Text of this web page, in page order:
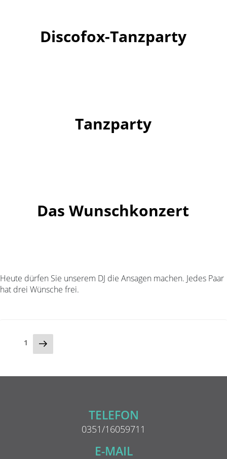
Discofox-Tanzparty
Tanzparty
Das Wunschkonzert
Heute dürfen Sie unserem DJ die Ansagen machen. Jedes Paar
hat drei Wünsche frei.
Beitragsnavigation
1 Nächste
Seite
TELEFON
0351/16059711
E-MAIL